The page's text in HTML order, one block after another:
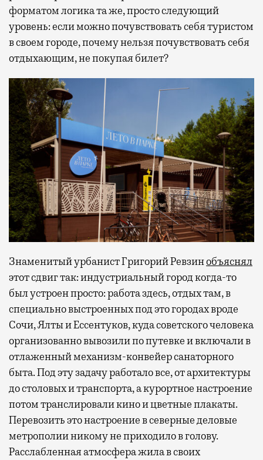
форматом логика та же, просто следующий
уровень: если можно почувствовать себя туристом
в своем городе, почему нельзя почувствовать себя
отдыхающим, не покупая билет?
Знаменитый урбанист Григорий Ревзинобъяснял
этот сдвиг так: индустриальный город когда-то
был устроен просто: работа здесь, отдых там, в
специально выстроенных под это городах вроде
Сочи, Ялты и Ессентуков, куда советского человека
организованно вывозили по путевке и включали в
отлаженный механизм-конвейер санаторного
быта. Под эту задачу работало все, от архитектуры
до столовых и транспорта, а курортное настроение
потом транслировали кино и цветные плакаты.
Перевозить это настроение в северные деловые
метрополии никому не приходило в голову.
Расслабленная атмосфера жила в своих